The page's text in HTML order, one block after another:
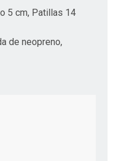
5 cm, Patillas 14
de neopreno,